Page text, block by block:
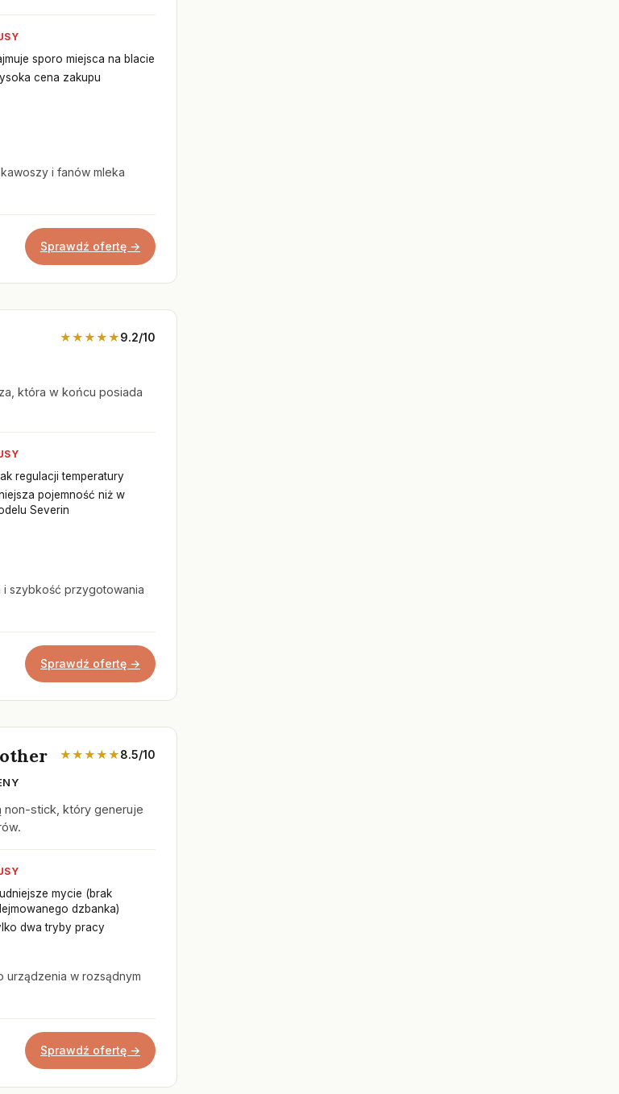
sporo miejsca na blacie
cena zakupu
i fanów mleka
Sprawdź ofertę →
★★★★★9.2/10
która w końcu posiada
regulacji temperatury
pojemność niż w
Severin
i szybkość przygotowania
Sprawdź ofertę →
★★★★★8.5/10
non-stick, który generuje
mycie (brak
dzbanka)
dwa tryby pracy
urządzenia w rozsądnym
Sprawdź ofertę →